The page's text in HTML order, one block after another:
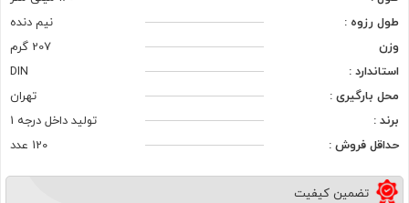
طول رزوه :
نیم دنده
وزن
207 گرم
استاندارد :
DIN
محل بارگیری :
تهران
برند :
تولید داخل درجه 1
حداقل فروش :
120 عدد
تضمین کیفیت